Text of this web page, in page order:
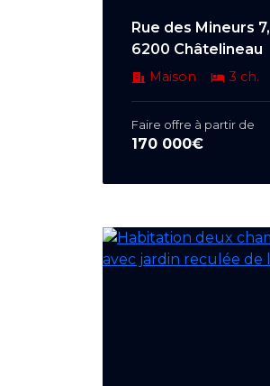
Rue des Mineurs 7,
6200 Châtelineau
Maison 3 ch.
Faire offre à partir de
170 000€